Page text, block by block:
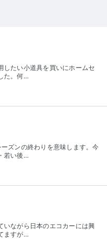
したい小道具を買いにホームセ
た。何…
ズンの終わりを意味します。今
若い後…
いながら日本のエコカーには興
ますが…